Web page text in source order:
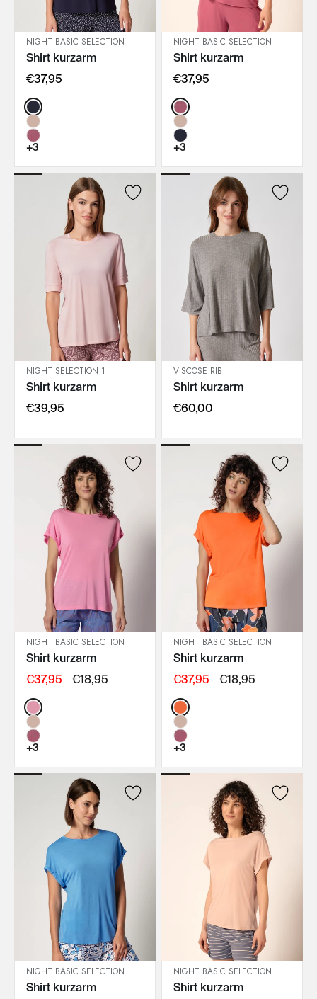
IN DEN WARENKORB
NIGHT BASIC SELECTION
Shirt kurzarm
€37,95
Color:
+3
IN DEN WARENKORB
NIGHT BASIC SELECTION
Shirt kurzarm
€37,95
Color:
+3
IN DEN WARENKORB
NIGHT SELECTION 1
Shirt kurzarm
€39,95
IN DEN WARENKORB
VISCOSE RIB
Shirt kurzarm
€60,00
IN DEN WARENKORB
NIGHT BASIC SELECTION
Shirt kurzarm
€37,95 €18,95
Color:
+3
IN DEN WARENKORB
NIGHT BASIC SELECTION
Shirt kurzarm
€37,95 €18,95
Color:
+3
IN DEN WARENKORB
NIGHT BASIC SELECTION
Shirt kurzarm
IN DEN WARENKORB
NIGHT BASIC SELECTION
Shirt kurzarm